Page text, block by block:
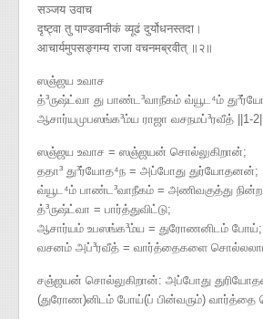
सञ्जय उवाच
दृष्ट्वा तु पाण्डवानीकं व्यूढं दुर्योधनस्तदा।
आचार्यमुपसङ्गम्य राजा वचनमब्रवीत् ॥२॥
ஸஞ்ஜய உவாச
த்³ருஷ்ட்வா து பாண்ட³வாநீகம் வ்யூட⁴ம்
ஆசார்யமுபஸங்க³ம்ய ராஜா வசநமப்³ரவீத் ||1-2||
ஸஞ்ஜய உவாச = ஸஞ்ஜயன் சொல்லுகிறான்;
ததா³ து³ர்யோத⁴ந = அப்போது துர்யோதனன்;
வ்யூட⁴ம் பாண்ட³வாநீகம் = அணிவகுத்து
த்³ருஷ்ட்வா = பார்த்துவிட்டு;
ஆசார்யம் உபஸங்க³ம்ய = துரோணனிடம் போய்;
வசனம் அப்³ரவீத் = வார்த்தைகளை
சஞ்ஜயன் சொல்லுகிறான்: அப்போது
(துரோண)னிடம் போய்(ப் பின்வரும்)